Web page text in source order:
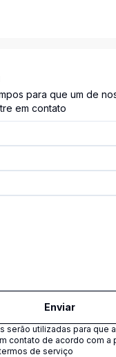
para que um de
em contato
Enviar
serão utilizadas para que
contato de acordo com a
de serviço